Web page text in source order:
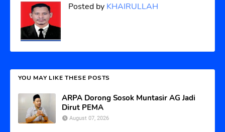
Posted by KHAIRULLAH
YOU MAY LIKE THESE POSTS
ARPA Dorong Sosok Muntasir AG Jadi
Dirut PEMA
August 07, 2026